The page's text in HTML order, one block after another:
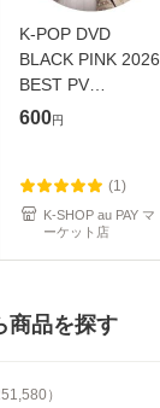
K-POP DVD
BLACK PINK 2026
BEST PV
COLLECTION -
JENNIE ジス
JISOO ロジェ
ROSE リサ LISA
KPOP DVD
600円
(1)
K-SHOP au PAY マ
ーケット店
商品を探す
）